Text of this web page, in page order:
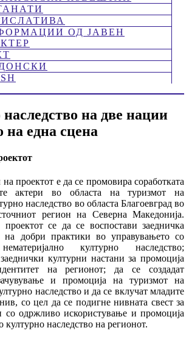
ОД ЈАВЕН
на две нации
на една сцена
проектот е да се промовира соработката
актери во областа на туризмот на
наследство во областа Благоевград во
регион на Северна Македонија.
се да се воспостави заедничка
на добри практики во управувањето со
културно наследство;
културни настани за промоција
на регионот; да се создадат
и промоција на туризмот на
наследство и да се вклучат младите
со цел да се подигне нивната свест за
со одржливо искористување и промоција
културно наследство на регионот.